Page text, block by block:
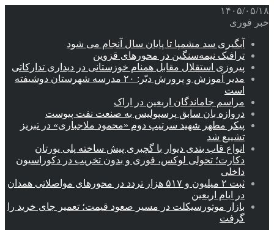
۱۴۰۵/۰۵/۱۸
خبر فوری
آبگیری سد مشمپا تا پایان سال آنجام می شود
ترافیک نیمه‌سنگین در محورهای قزوین
پیروزی استقلال مقابل همنام خوزستانی در دیداری تدارکاتی
مدیر آموزش و پرورش دیّر: ۲۰ مدرسه شهرستان دوشیفته
است
مراسم جاماندگان اربعین در اراک
دروازه بان سابق پرسپولیس به صنعت نفت پیوست
پیکر مطهر شهید سرتیپ دوم «محمود ملاجباری» در تبریز
تشییع شد
انواع قاب بندی دیوار با گچبری پیش ساخته پلی یورتان
دکارت؛ تحولی لوکس، فوری و بدون تخریب در دکوراسیون
داخلی
ثبت ۲ میلیون و ۵۱۷ هزار تردد در محورهای مواصلاتی همدان
در ایام اربعین
بازار موتورسیکلت در مسیر صعود قیمت؛ تعمیر جای خرید را
گرفت